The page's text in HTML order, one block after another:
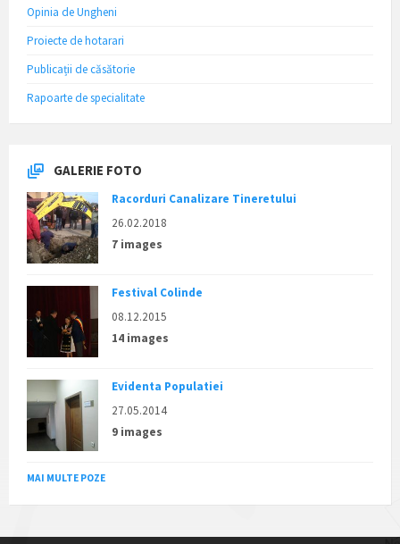
Opinia de Ungheni
Proiecte de hotarari
Publicații de căsătorie
Rapoarte de specialitate
GALERIE FOTO
Racorduri Canalizare Tineretului
26.02.2018
7 images
Festival Colinde
08.12.2015
14 images
Evidenta Populatiei
27.05.2014
9 images
MAI MULTE POZE